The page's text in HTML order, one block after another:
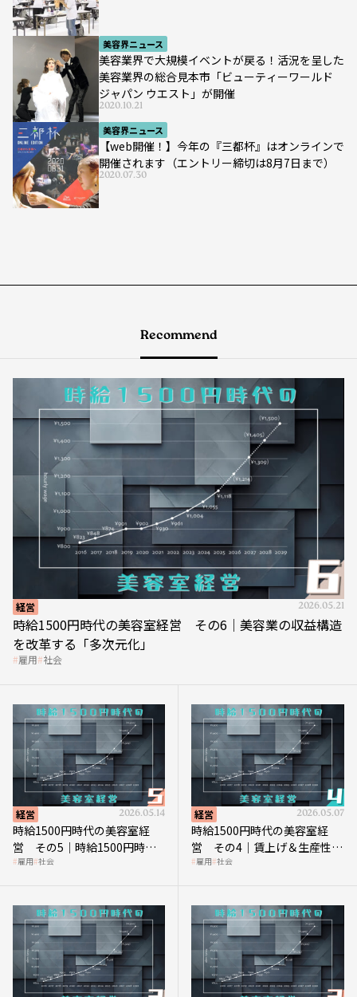
美容界ニュース
美容業界で大規模イベントが戻る！活況を呈した
美容業界の総合見本市「ビューティーワールド
ジャパン ウエスト」が開催
2020.10.21
美容界ニュース
【web開催！】今年の『三都杯』はオンラインで
開催されます（エントリー締切は8月7日まで）
2020.07.30
Recommend
経営 2026.05.21
時給1500円時代の美容室経営 その6｜美容業の収益構造
を改革する「多次元化」
雇用 社会
経営 2026.05.14
時給1500円時代の美容室経
営 その5｜時給1500円時代
の到来は美容業の収益構造を
雇用 社会
経営 2026.05.07
時給1500円時代の美容室経
営 その4｜賃上げ＆生産性向
上につなげる賢い助成金活用
雇用 社会